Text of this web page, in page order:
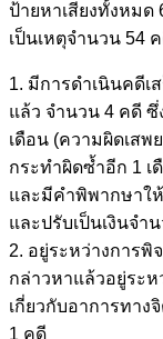
ป้ายหาเสียงทั้งหมด
เป็นเหตุจำนวน 54
1. มีการดำเนินคดี
แล้ว จำนวน 4 คดี
เดือน (ความผิดเสพ
กระทำผิดซ้ำอีก 1 เ
และมีคำพิพากษาใ
และปรับเป็นเงินจำ
2. อยู่ระหว่างการ
กล่าวหาแล้วอยู่ระห
เกี่ยวกับอาการทา
1 คดี